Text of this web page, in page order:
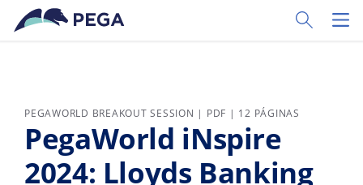
Ir al contenido principal
Toggle
PEGAWORLD BREAKOUT SESSION | PDF | 12 PÁGINAS
PegaWorld iNspire
2024: Lloyds Banking